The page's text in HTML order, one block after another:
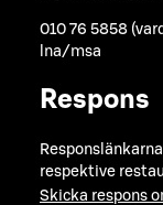
010 76 5858
lna/msa
Respons
respektive
Skicka respons